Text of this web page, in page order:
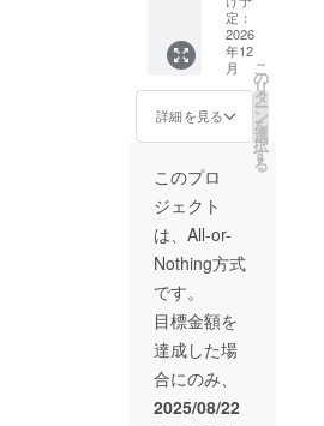
場所は
相談し
て決め
させて
いただ
きま
す。完
全個室
は不可
です。
・ご飲
食代は
ご負担
くださ
りがと
うボイ
ス ■サ
イン入
りKV壁
紙 ■初
となり
ます ※
ローカ
ライズ
写真集
データ
は指定
された
言語で
のメッ
セージ
を含ん
だ画像
データ
ローカ
ライズ
Live2D
コスプ
レ動画
では動
ンドは
100mm
×150m
mサイ
ズを予
定して
おりま
す ※3次
元オリ
ジナル
コスプ
レ動画
は1分前
後を予
ダウン
ロード
URLを
メール
にて送
付させ
メッ
セージ
は1分前
後を予
定して
おり、
制作予
定の
Live2D
モデル
のイラ
ストと
セット
でダウ
をメー
ルにて
送付さ
せてい
ただき
ます ※
リクエ
スト出
来る配
信内容
は、健
全な内
容のも
のに限
ります
※1on1
でリク
エスト
配信の
内容を
いたし
ます ※
リクエ
スト配
信の配
信日は
にサイ
ン ★B2
タペス
トリー
※共通あ
りがと
うボイ
スは1分
前後を
予定し
てお
り、ダ
ウン
ロード
にて送
付させ
ていた
だきま
す ※お
名前の
ルコス
プレ動
画 ■写
真集に
クレ
ジット
■テスト
配信ご
招待 ■
打ち上
げ配信
ご招待
★限定
Live2D
カー
★Live2
D等身大
パネル
■グッズ
にサイ
コスプ
レ衣装
制作＋
撮影プ
ラン】
★好き
なキャ
ラ
（オー
ダーメ
イド衣
装）で
スタジ
オで撮
コスプ
レ衣装
をお聞
きして
オー
ダーメ
定：
2026
年12
月
詳細を見る
こ
の
リ
タ
ー
ン
を
選
択
す
る
このプロ
ジェクト
は、All-or-
Nothing方式
です。
目標金額を
達成した場
合にのみ、
2025/08/22